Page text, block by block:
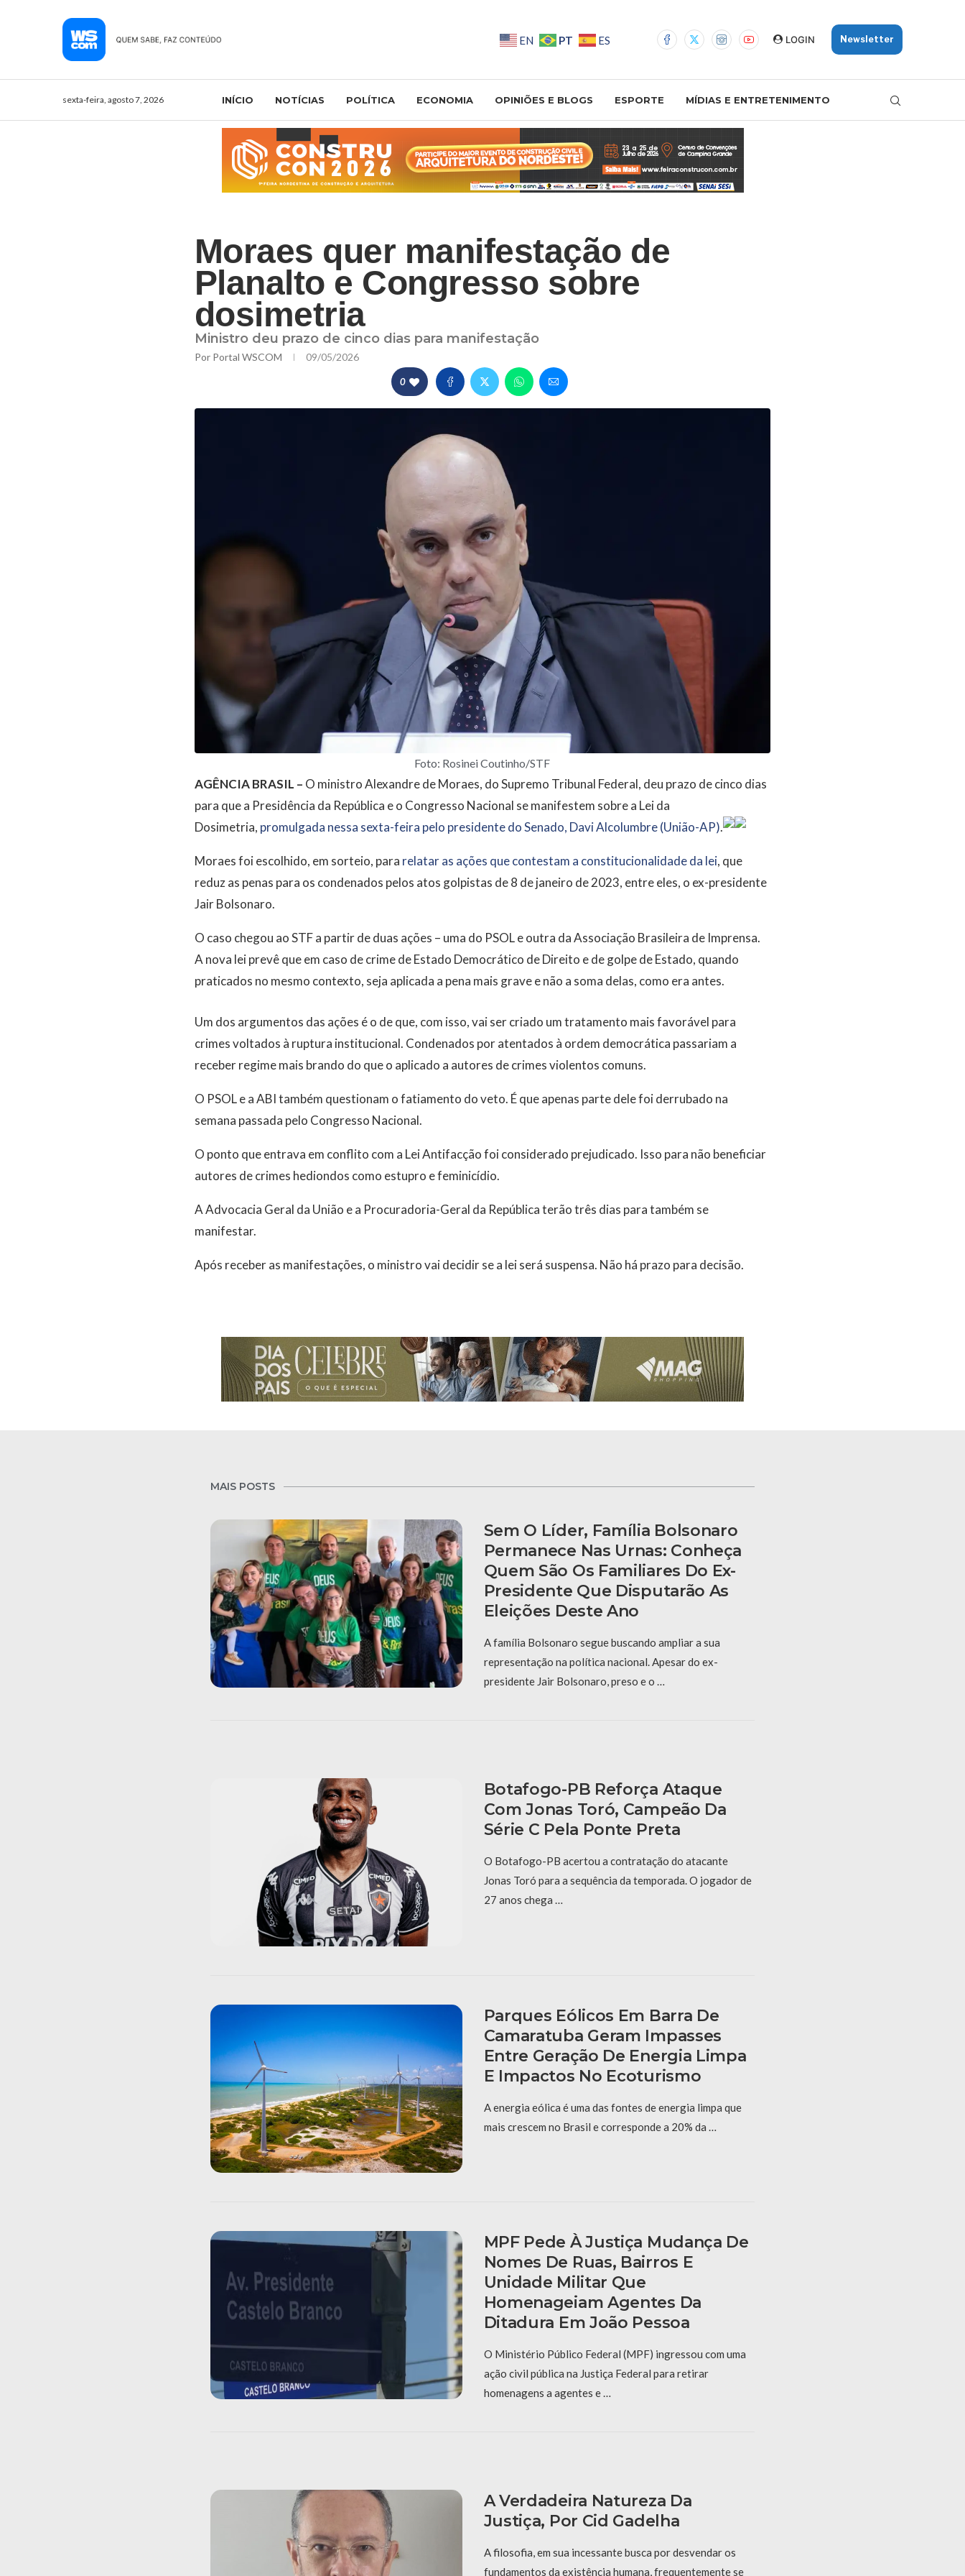
EN PT ES LOGIN Newsletter
sexta-feira, agosto 7, 2026 INÍCIO NOTÍCIAS POLÍTICA ECONOMIA OPINIÕES E BLOGS ESPORTE MÍDIAS E ENTRETENIMENTO
Moraes quer manifestação de
Planalto e Congresso sobre
dosimetria
Ministro deu prazo de cinco dias para manifestação
Por Portal WSCOM 09/05/2026
0
Foto: Rosinei Coutinho/STF
AGÊNCIA BRASIL – O ministro Alexandre de Moraes, do Supremo Tribunal Federal, deu prazo de cinco dias
para que a Presidência da República e o Congresso Nacional se manifestem sobre a Lei da
Dosimetria, promulgada nessa sexta-feira pelo presidente do Senado, Davi Alcolumbre (União-AP).
Moraes foi escolhido, em sorteio, para relatar as ações que contestam a constitucionalidade da lei, que
reduz as penas para os condenados pelos atos golpistas de 8 de janeiro de 2023, entre eles, o ex-presidente
Jair Bolsonaro.
O caso chegou ao STF a partir de duas ações – uma do PSOL e outra da Associação Brasileira de Imprensa.
A nova lei prevê que em caso de crime de Estado Democrático de Direito e de golpe de Estado, quando
praticados no mesmo contexto, seja aplicada a pena mais grave e não a soma delas, como era antes.
Um dos argumentos das ações é o de que, com isso, vai ser criado um tratamento mais favorável para
crimes voltados à ruptura institucional. Condenados por atentados à ordem democrática passariam a
receber regime mais brando do que o aplicado a autores de crimes violentos comuns.
O PSOL e a ABI também questionam o fatiamento do veto. É que apenas parte dele foi derrubado na
semana passada pelo Congresso Nacional.
O ponto que entrava em conflito com a Lei Antifacção foi considerado prejudicado. Isso para não beneficiar
autores de crimes hediondos como estupro e feminicídio.
A Advocacia Geral da União e a Procuradoria-Geral da República terão três dias para também se
manifestar.
Após receber as manifestações, o ministro vai decidir se a lei será suspensa. Não há prazo para decisão.
MAIS POSTS
Sem O Líder, Família Bolsonaro
Permanece Nas Urnas: Conheça
Quem São Os Familiares Do Ex-
Presidente Que Disputarão As
Eleições Deste Ano
A família Bolsonaro segue buscando ampliar a sua
representação na política nacional. Apesar do ex-
presidente Jair Bolsonaro, preso e o …
Botafogo-PB Reforça Ataque
Com Jonas Toró, Campeão Da
Série C Pela Ponte Preta
O Botafogo-PB acertou a contratação do atacante
Jonas Toró para a sequência da temporada. O jogador de
27 anos chega …
Parques Eólicos Em Barra De
Camaratuba Geram Impasses
Entre Geração De Energia Limpa
E Impactos No Ecoturismo
A energia eólica é uma das fontes de energia limpa que
mais crescem no Brasil e corresponde a 20% da …
MPF Pede À Justiça Mudança De
Nomes De Ruas, Bairros E
Unidade Militar Que
Homenageiam Agentes Da
Ditadura Em João Pessoa
O Ministério Público Federal (MPF) ingressou com uma
ação civil pública na Justiça Federal para retirar
homenagens a agentes e …
A Verdadeira Natureza Da
Justiça, Por Cid Gadelha
A filosofia, em sua incessante busca por desvendar os
fundamentos da existência humana, frequentemente se